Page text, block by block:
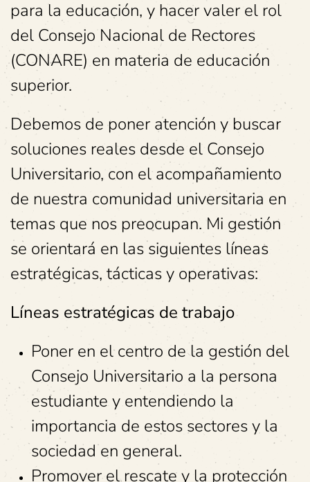
para la educación, y hacer valer el rol
del Consejo Nacional de Rectores
(CONARE) en materia de educación
superior.
Debemos de poner atención y buscar
soluciones reales desde el Consejo
Universitario, con el acompañamiento
de nuestra comunidad universitaria en
temas que nos preocupan. Mi gestión
se orientará en las siguientes líneas
estratégicas, tácticas y operativas:
Líneas estratégicas de trabajo
Poner en el centro de la gestión del
Consejo Universitario a la persona
estudiante y entendiendo la
importancia de estos sectores y la
sociedad en general.
Promover el rescate y la protección